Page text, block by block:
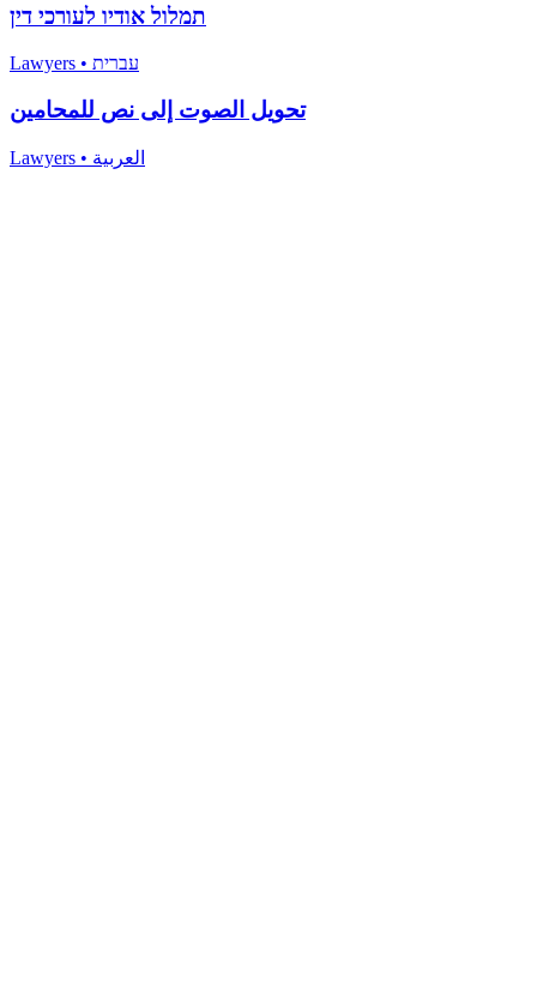
תמלול אודיו לעורכי דין
Lawyers • עברית
تحويل الصوت إلى نص للمحامين
Lawyers • العربية